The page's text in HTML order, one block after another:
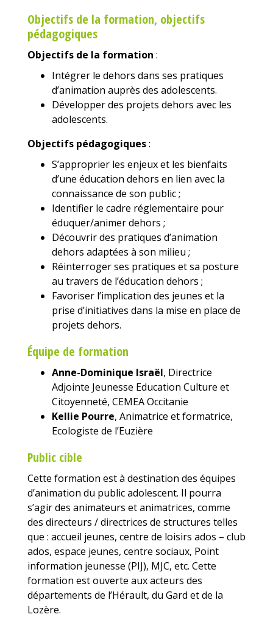
Objectifs de la formation, objectifs
pédagogiques
Objectifs de la formation :
Intégrer le dehors dans ses pratiques
d’animation auprès des adolescents.
Développer des projets dehors avec les
adolescents.
Objectifs pédagogiques:
S’approprier les enjeux et les bienfaits
d’une éducation dehors en lien avec la
connaissance de son public ;
Identifier le cadre réglementaire pour
éduquer/animer dehors ;
Découvrir des pratiques d’animation
dehors adaptées à son milieu ;
Réinterroger ses pratiques et sa posture
au travers de l’éducation dehors ;
Favoriser l’implication des jeunes et la
prise d’initiatives dans la mise en place de
projets dehors.
Équipe de formation
Anne-Dominique Israël, Directrice
Adjointe Jeunesse Education Culture et
Citoyenneté, CEMEA Occitanie
Kellie Pourre, Animatrice et formatrice,
Ecologiste de l’Euzière
Public cible
Cette formation est à destination des équipes
d’animation du public adolescent. Il pourra
s’agir des animateurs et animatrices, comme
des directeurs / directrices de structures telles
que : accueil jeunes, centre de loisirs ados – club
ados, espace jeunes, centre sociaux, Point
information jeunesse (PIJ), MJC, etc. Cette
formation est ouverte aux acteurs des
départements de l’Hérault, du Gard et de la
Lozère.